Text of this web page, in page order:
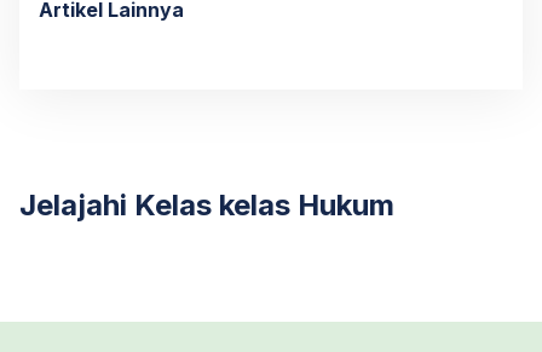
Artikel Lainnya
Jelajahi Kelas kelas Hukum